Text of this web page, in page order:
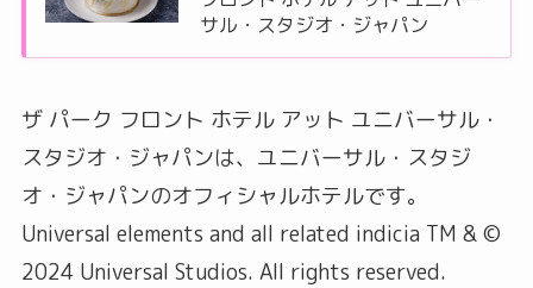
サル・スタジオ・ジャパン
ザ パーク フロント ホテル アット ユニバーサル・
スタジオ・ジャパンは、ユニバーサル・スタジ
オ・ジャパンのオフィシャルホテルです。
Universal elements and all related indicia TM & ©
2024 Universal Studios. All rights reserved.